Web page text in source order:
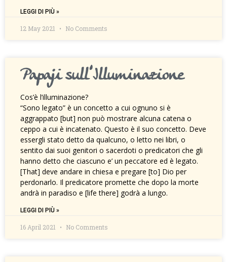
LEGGI DI PIÙ »
12 May 2021 No Comments
Papaji sull’Illuminazione
Cos’è l’illuminazione?
“Sono legato” è un concetto a cui ognuno si è
aggrappato [but] non può mostrare alcuna catena o
ceppo a cui è incatenato. Questo è il suo concetto. Deve
essergli stato detto da qualcuno, o letto nei libri, o
sentito dai suoi genitori o sacerdoti o predicatori che gli
hanno detto che ciascuno e’ un peccatore ed è legato.
[That] deve andare in chiesa e pregare [to] Dio per
perdonarlo. Il predicatore promette che dopo la morte
andrà in paradiso e [life there] godrà a lungo.
LEGGI DI PIÙ »
16 April 2021 No Comments